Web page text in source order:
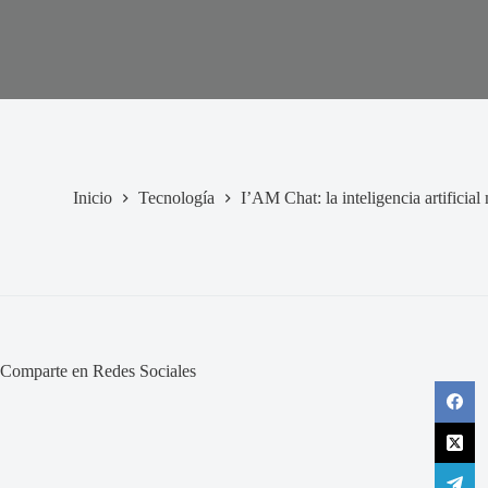
Inicio Tecnología I’AM Chat: la inteligencia artificial
Comparte en Redes Sociales